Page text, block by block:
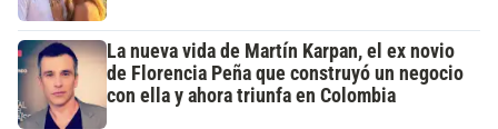
La nueva vida de Martín Karpan, el ex novio
de Florencia Peña que construyó un negocio
con ella y ahora triunfa en Colombia